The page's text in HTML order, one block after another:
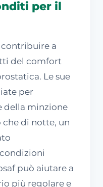
per il
a
del comfort
Le sue
per
della minzione
di notte, un
può aiutare a
più regolare e